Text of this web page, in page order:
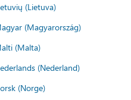
(Lietuva)
(Magyarország)
(Malta)
(Nederland)
(Norge)